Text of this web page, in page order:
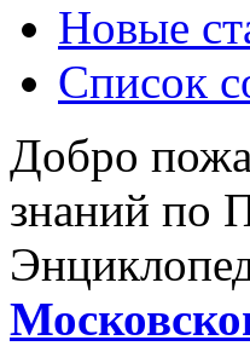
Новые
Список
Добро
знаний по